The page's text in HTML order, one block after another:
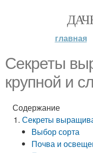
главная
Секреты
крупной и
Содержание
Секреты
Выбор сорта
Почва и